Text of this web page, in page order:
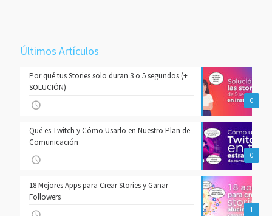
Últimos Artículos
0
Por qué tus Stories solo duran 3 o 5 segundos (+
SOLUCIÓN)
0
Qué es Twitch y Cómo Usarlo en Nuestro Plan de
Comunicación
1
18 Mejores Apps para Crear Stories y Ganar
Followers